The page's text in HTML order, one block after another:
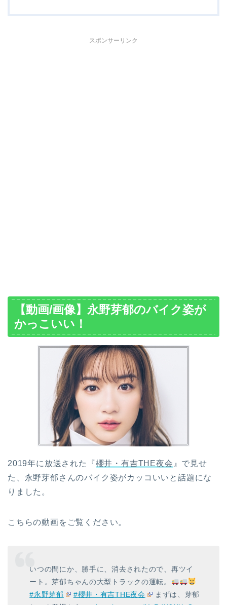
スポンサーリンク
【動画/画像】永野芽郁のバイク姿が
かっこいい！
2019年に放送された『櫻井・有吉THE夜会 』で見せ
た、永野芽郁さんのバイク姿がカッコいいと話題にな
りました。
こちらの動画をご覧ください。
いつの間にか、勝手に、消去されたので、再ツイ
ート。芽郁ちゃんの大型トラックの運転。
#永野芽郁
#櫻井・有吉THE夜会
まずは、芽郁